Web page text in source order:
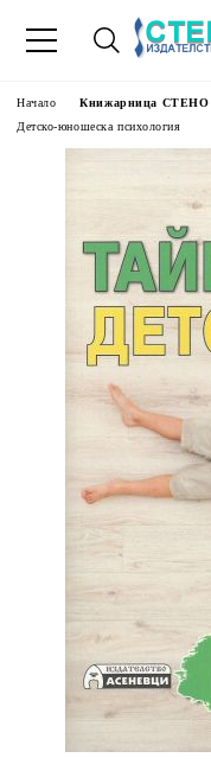
Начало Книжарница СТЕНО
Детско-юношеска психология